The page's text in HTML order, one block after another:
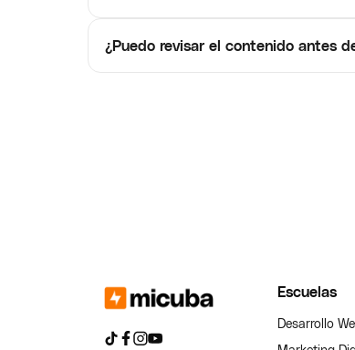
¿Puedo revisar el contenido antes
Escuelas
Desarrollo